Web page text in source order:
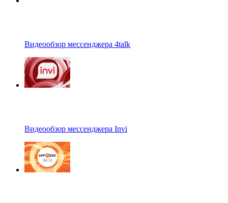
Видеообзор мессенджера 4talk
Видеообзор мессенджера Invi